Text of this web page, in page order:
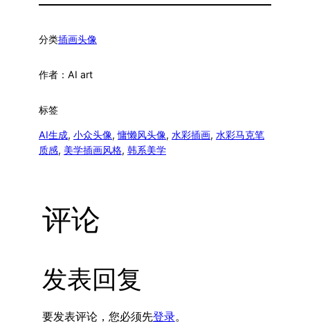
分类插画头像
作者： AI art
标签
AI生成, 小众头像, 慵懒风头像, 水彩插画, 水彩马克笔
质感, 美学插画风格, 韩系美学
评论
发表回复
要发表评论，您必须先登录。